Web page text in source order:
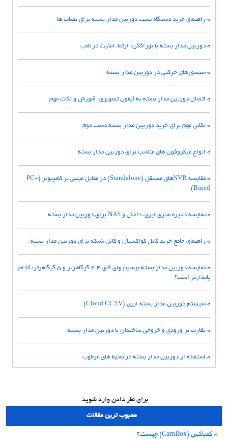
» راهنمای خرید دستگاه تست دوربین مدار بسته برای نصاب ها
» دوربین مدار بسته با نورافکن: ارتقاء امنیت در شب
» سنسورهای حرکتی در دوربین مدار بسته
» اتصال دوربین مدار بسته به آیفون تصویری: آموزش و نکات مهم
» نکاتی مهم برای خرید دوربین مدار بسته دست دوم
» انواع میکروفون های مناسب برای دوربین مدار بسته
»
مقایسه NVRهای مستقل (Standalone) در مقابل مبتنی بر کامپیوتر (PC-
Based)
» مقایسه ذخیره سازی ابری، داخلی و NAS برای دوربین مدار بسته
» راهنمای جامع خرید کابل کواکسیال و کابل شبکه برای دوربین مدار بسته
»
مقایسه دوربین مدار بسته بیسیم وای فای ۲.۴ گیگاهرتز و ۵ گیگاهرتز: کدام
پایدارتر است؟
» سیستم دوربین مدار بسته ابری (Cloud CCTV)
» نظارت بر ورودی و خروجی ساختمان با دوربین مدار بسته
» استفاده از دوربین مدار بسته در محیط های مرطوب
برای نظر دادن وارد شوید.
محبوب ترین مقالات
» کمباکس (CamBox) چیست؟